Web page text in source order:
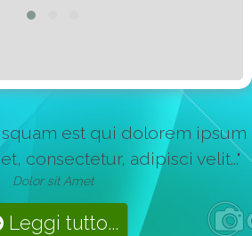
est qui dolorem ipsum
consectetur, adipisci velit..."
Dolor sit Amet
Leggi tutto...